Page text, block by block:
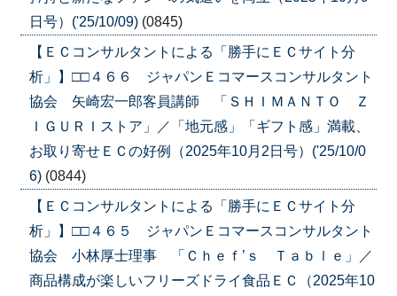
日号）('25/10/09) (0845)
【ＥＣコンサルタントによる「勝手にＥＣサイト分
析」】□□４６６ ジャパンＥコマースコンサルタント
協会 矢崎宏一郎客員講師 「ＳＨＩＭＡＮＴＯ Ｚ
ＩＧＵＲＩストア」／「地元感」「ギフト感」満載、
お取り寄せＥＣの好例（2025年10月2日号）('25/10/0
6) (0844)
【ＥＣコンサルタントによる「勝手にＥＣサイト分
析」】□□４６５ ジャパンＥコマースコンサルタント
協会 小林厚士理事 「Ｃｈｅｆ’ｓ Ｔａｂｌｅ」／
商品構成が楽しいフリーズドライ食品ＥＣ（2025年10